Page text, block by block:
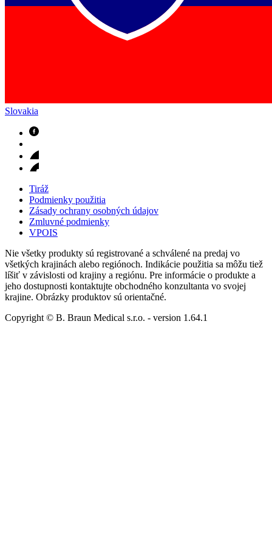
Slovakia
Tiráž
Podmienky použitia
Zásady ochrany osobných údajov
Zmluvné podmienky
VPOIS
Nie všetky produkty sú registrované a schválené na predaj vo
všetkých krajinách alebo regiónoch. Indikácie použitia sa môžu tiež
líšiť v závislosti od krajiny a regiónu. Pre informácie o produkte a
jeho dostupnosti kontaktujte obchodného konzultanta vo svojej
krajine. Obrázky produktov sú orientačné.
Copyright © B. Braun Medical s.r.o. - version 1.64.1